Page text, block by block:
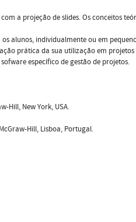
a projeção de slides. Os conceitos
alunos, individualmente ou em
prática da sua utilização em
específico de gestão de projetos.
Hill, New York, USA.
McGraw-Hill, Lisboa, Portugal.